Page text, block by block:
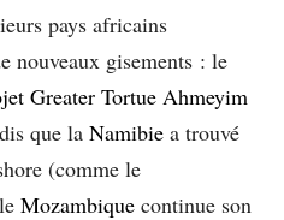
pays africains
nouveaux gisements : le
Greater Tortue Ahmeyim
que la Namibie a trouvé
(comme le
Mozambique continue son